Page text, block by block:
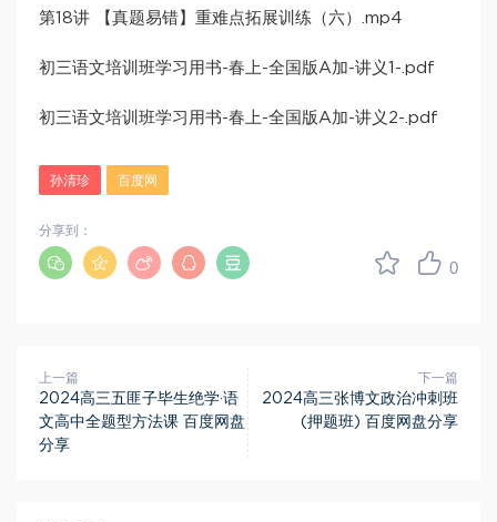
第18讲 【真题易错】重难点拓展训练（六）.mp4
初三语文培训班学习用书-春上-全国版A加-讲义1-.pdf
初三语文培训班学习用书-春上-全国版A加-讲义2-.pdf
孙清珍 百度网
0
分享到：
上一篇
2024高三五匪子毕生绝学·语
文高中全题型方法课 百度网盘
分享
下一篇
2024高三张博文政治冲刺班
(押题班) 百度网盘分享